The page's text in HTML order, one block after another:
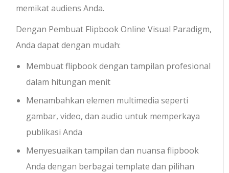
memikat audiens Anda.
Dengan Pembuat Flipbook Online Visual Paradigm,
Anda dapat dengan mudah:
Membuat flipbook dengan tampilan profesional
dalam hitungan menit
Menambahkan elemen multimedia seperti
gambar, video, dan audio untuk memperkaya
publikasi Anda
Menyesuaikan tampilan dan nuansa flipbook
Anda dengan berbagai template dan pilihan